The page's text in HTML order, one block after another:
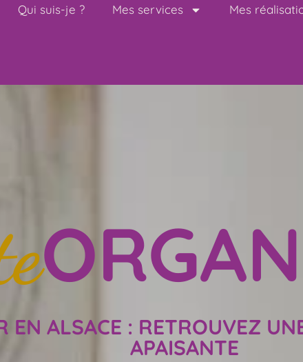
Qui suis-je ? Mes services Mes
EN ALSACE : RETROUVEZ
APAISANTE